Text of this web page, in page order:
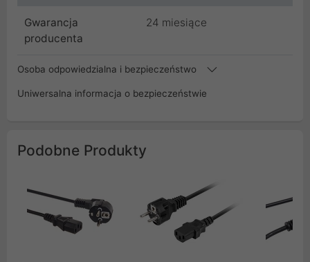
Gwarancja
producenta
24 miesiące
Osoba odpowiedzialna i bezpieczeństwo
Uniwersalna informacja o bezpieczeństwie
Podobne Produkty